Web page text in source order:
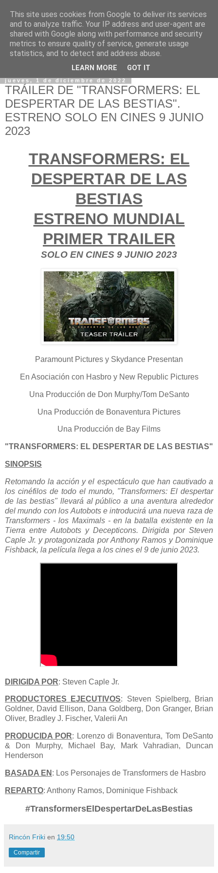
jueves, 1 de diciembre de 2022
TRÁILER DE "TRANSFORMERS: EL
DESPERTAR DE LAS BESTIAS".
ESTRENO SOLO EN CINES 9 JUNIO
2023
TRANSFORMERS: EL
DESPERTAR DE LAS
BESTIAS
ESTRENO MUNDIAL
PRIMER TRAILER
SOLO EN CINES 9 JUNIO 2023
Paramount Pictures y Skydance Presentan
En Asociación con Hasbro y New Republic Pictures
Una Producción de Don Murphy/Tom DeSanto
Una Producción de Bonaventura Pictures
Una Producción de Bay Films
"TRANSFORMERS: EL DESPERTAR DE LAS BESTIAS"
SINOPSIS
Retomando la acción y el espectáculo que han cautivado a
los cinéfilos de todo el mundo, "Transformers: El despertar
de las bestias" llevará al público a una aventura alrededor
del mundo con los Autobots e introducirá una nueva raza de
Transformers - los Maximals - en la batalla existente en la
Tierra entre Autobots y Decepticons. Dirigida por Steven
Caple Jr. y protagonizada por Anthony Ramos y Dominique
Fishback, la película llega a los cines el 9 de junio 2023.
DIRIGIDA POR: Steven Caple Jr.
PRODUCTORES EJECUTIVOS: Steven Spielberg, Brian
Goldner, David Ellison, Dana Goldberg, Don Granger, Brian
Oliver, Bradley J. Fischer, Valerii An
PRODUCIDA POR: Lorenzo di Bonaventura, Tom DeSanto
& Don Murphy, Michael Bay, Mark Vahradian, Duncan
Henderson
BASADA EN : Los Personajes de Transformers de Hasbro
REPARTO: Anthony Ramos, Dominique Fishback
#TransformersElDespertarDeLasBestias
Rincón Friki en 19:50
Compartir
This site uses cookies from Google to deliver its services
and to analyze traffic. Your IP address and user-agent are
shared with Google along with performance and security
metrics to ensure quality of service, generate usage
statistics, and to detect and address abuse.
LEARN MORE GOT IT